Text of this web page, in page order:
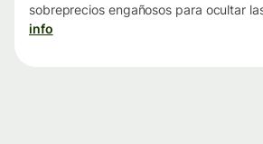
sobreprecios engañosos para ocultar
info